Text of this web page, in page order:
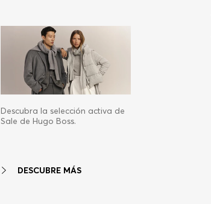
Descubra la selección activa de
Sale de Hugo Boss.
DESCUBRE MÁS